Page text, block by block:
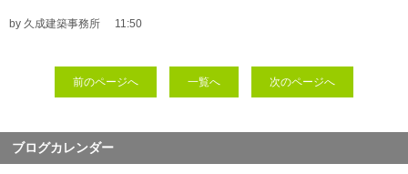
by 久成建築事務所 11:50
前のページへ 一覧へ 次のページへ
ブログカレンダー